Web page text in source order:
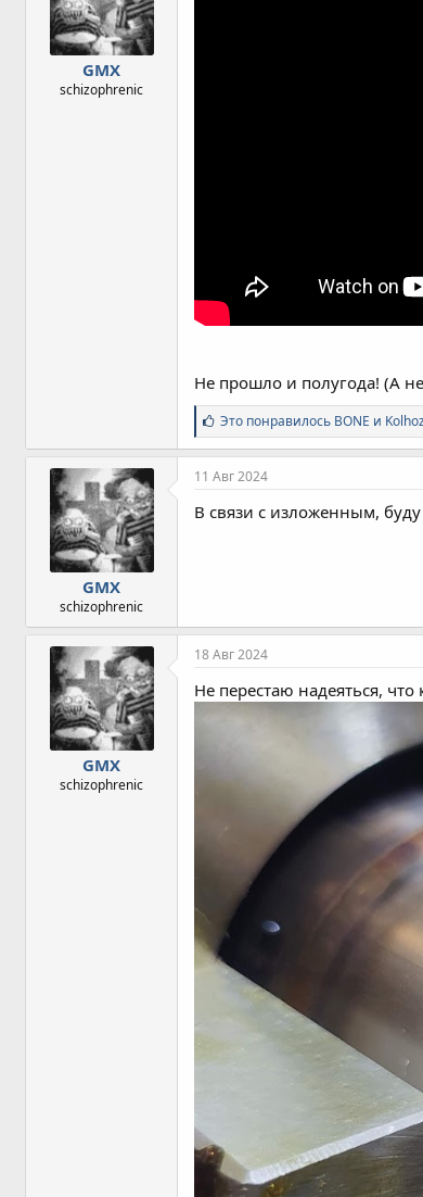
GMX
schizophrenic
Не прошло и полугода! (А
С
и
м
п
т
и
Это понравилось BONE и
GMX
schizophrenic
11 Авг 2024
В связи с изложенным,
GMX
schizophrenic
18 Авг 2024
Не перестаю надеяться,